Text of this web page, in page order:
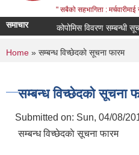
" सबैको सहभागिता :
समाचार कोपोमिस विवरण सम्बन्धी सूचना..
You are here
Home » सम्बन्ध विच्छेदकाे सूचना फारम
सम्बन्ध विच्छेदकाे सूचना
Submitted on: Sun, 04/08/
सम्बन्ध विच्छेदकाे सूचना फारम